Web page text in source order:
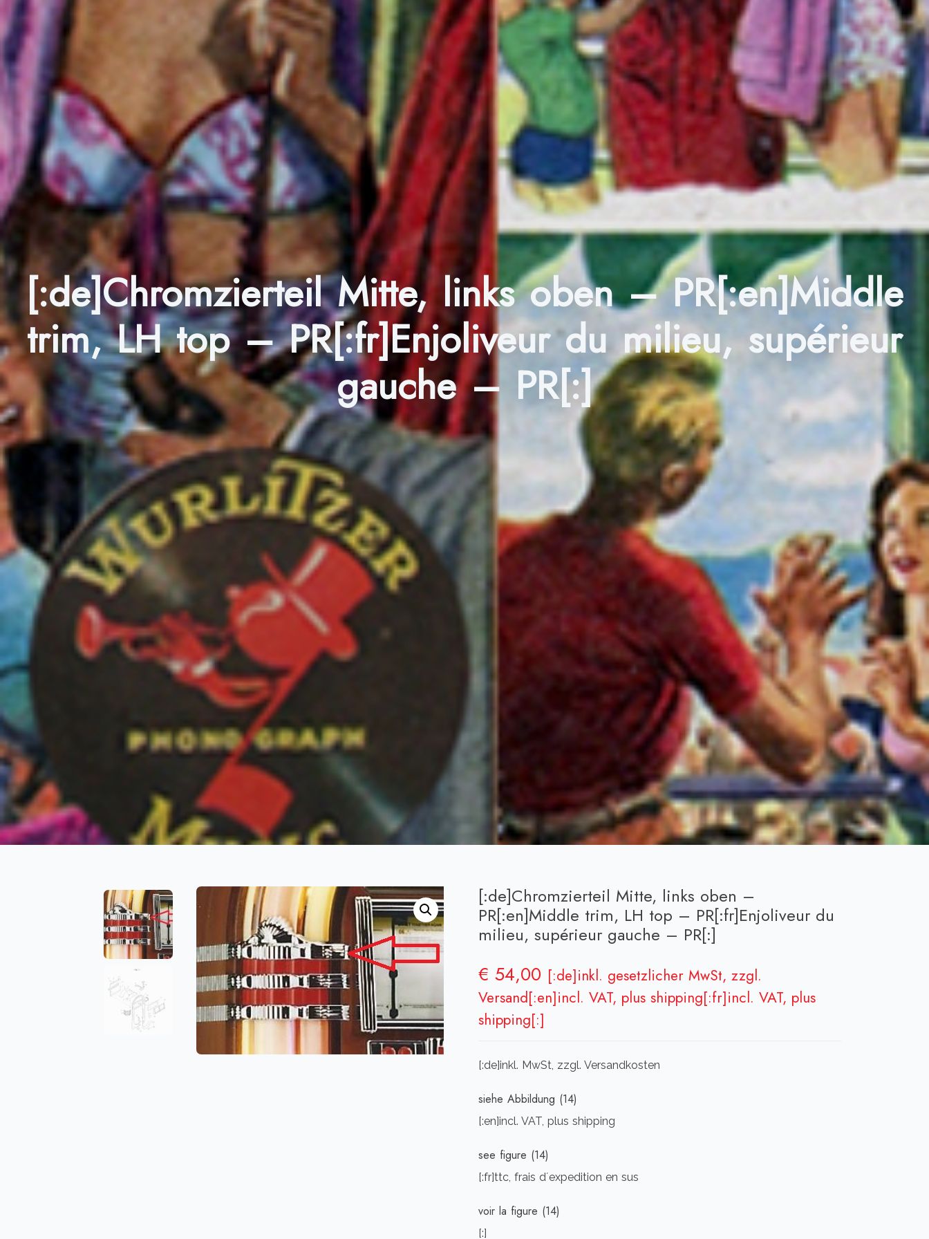
[:de]Chromzierteil Mitte, links oben – PR[:en]Middle
trim, LH top – PR[:fr]Enjoliveur du milieu, supérieur
gauche – PR[:]
[:de]Chromzierteil Mitte, links oben –
PR[:en]Middle trim, LH top – PR[:fr]Enjoliveur du
milieu, supérieur gauche – PR[:]
€ 54,00 [:de]inkl. gesetzlicher MwSt, zzgl.
Versand[:en]incl. VAT, plus shipping[:fr]incl. VAT, plus
shipping[:]
[:de]inkl. MwSt, zzgl. Versandkosten
siehe Abbildung (14)
[:en]incl. VAT, plus shipping
see figure (14)
[:fr]ttc, frais d´expedition en sus
voir la figure (14)
[:]